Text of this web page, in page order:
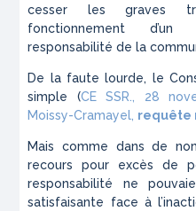
cesser les graves
fonctionnement
responsabilité de la
De la faute lourde, le
simple (CE SSR., 28
Moissy-Cramayel, requête
Mais comme dans de
recours pour excès de
responsabilité ne
satisfaisante face à